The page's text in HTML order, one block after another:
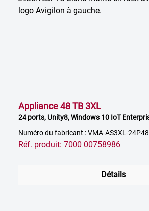
Appliance 48 TB 3XL
24 ports, Unity8, Windows 10 IoT
Numéro du fabricant : VMA-AS3XL-
Réf. produit: 7000 00758986
Détails